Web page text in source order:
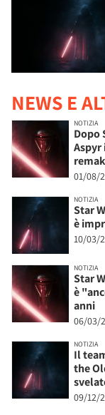
NEWS E
NOTIZIA
Dopo
01/08/
NOTIZIA
Star
è
10/03/
NOTIZIA
Star
è
anni
06/03/
NOTIZIA
Il
the
09/12/